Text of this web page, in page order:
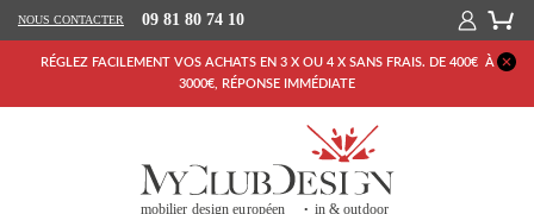
NOUS CONTACTER 09 81 80 74 10
RÉGLEZ FACILEMENT VOS ACHATS EN 3 X OU 4 X SANS FRAIS. DE 400€ À
3000€, RÉPONSE IMMÉDIATE